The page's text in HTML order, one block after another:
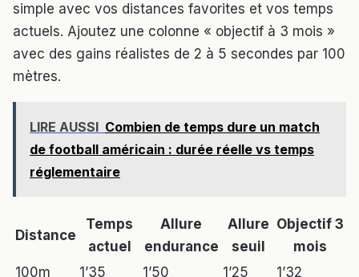
simple avec vos distances favorites et vos temps
actuels. Ajoutez une colonne « objectif à 3 mois »
avec des gains réalistes de 2 à 5 secondes par 100
mètres.
LIRE AUSSI Combien de temps dure un match
de football américain : durée réelle vs temps
réglementaire
Distance
Temps
actuel
Allure
endurance
Allure
seuil
Objectif 3
mois
100m
1’35 1’50 1’25
1’32